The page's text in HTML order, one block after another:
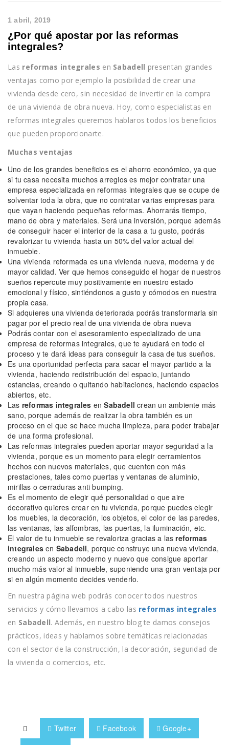
1 abril, 2019
¿Por qué apostar por las reformas
integrales?
Las reformas integrales en Sabadell presentan grandes
ventajas como por ejemplo la posibilidad de crear una
vivienda desde cero, sin necesidad de invertir en la compra
de una vivienda de obra nueva. Hoy, como especialistas en
reformas integrales queremos hablaros todos los beneficios
que pueden proporcionarte.
Muchas ventajas
Uno de los grandes beneficios es el ahorro económico, ya que
si tu casa necesita muchos arreglos es mejor contratar una
empresa especializada en reformas integrales que se ocupe de
solventar toda la obra, que no contratar varias empresas para
que vayan haciendo pequeñas reformas. Ahorrarás tiempo,
mano de obra y materiales. Será una inversión, porque además
de conseguir hacer el interior de la casa a tu gusto, podrás
revalorizar tu vivienda hasta un 50% del valor actual del
inmueble.
Una vivienda reformada es una vivienda nueva, moderna y de
mayor calidad. Ver que hemos conseguido el hogar de nuestros
sueños repercute muy positivamente en nuestro estado
emocional y físico, sintiéndonos a gusto y cómodos en nuestra
propia casa.
Si adquieres una vivienda deteriorada podrás transformarla sin
pagar por el precio real de una vivienda de obra nueva
Podrás contar con el asesoramiento especializado de una
empresa de reformas integrales, que te ayudará en todo el
proceso y te dará ideas para conseguir la casa de tus sueños.
Es una oportunidad perfecta para sacar el mayor partido a la
vivienda, haciendo redistribución del espacio, juntando
estancias, creando o quitando habitaciones, haciendo espacios
abiertos, etc.
Las reformas integrales enSabadell crean un ambiente más
sano, porque además de realizar la obra también es un
proceso en el que se hace mucha limpieza, para poder trabajar
de una forma profesional.
Las reformas integrales pueden aportar mayor seguridad a la
vivienda, porque es un momento para elegir cerramientos
hechos con nuevos materiales, que cuenten con más
prestaciones, tales como puertas y ventanas de aluminio,
mirillas o cerraduras anti bumping.
Es el momento de elegir qué personalidad o que aire
decorativo quieres crear en tu vivienda, porque puedes elegir
los muebles, la decoración, los objetos, el color de las paredes,
las ventanas, las alfombras, las puertas, la iluminación, etc.
El valor de tu inmueble se revaloriza gracias a lasreformas
integrales en Sabadell, porque construye una nueva vivienda,
creando un aspecto moderno y nuevo que consigue aportar
mucho más valor al inmueble, suponiendo una gran ventaja por
si en algún momento decides venderlo.
En nuestra página web podrás conocer todos nuestros
servicios y cómo llevamos a cabo las reformas integrales
en Sabadell. Además, en nuestro blog te damos consejos
prácticos, ideas y hablamos sobre temáticas relacionadas
con el sector de la construcción, la decoración, seguridad de
la vivienda o comercios, etc.
Twitter Facebook
Google+